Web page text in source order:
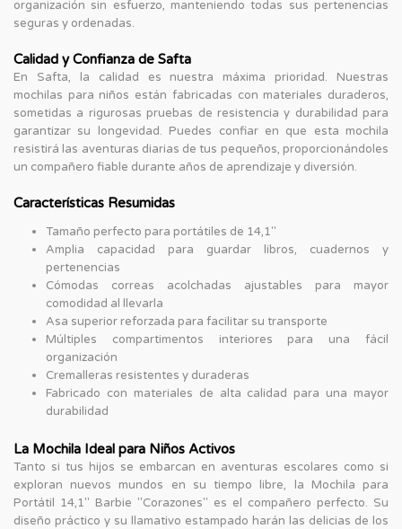
organización sin esfuerzo, manteniendo todas sus pertenencias
seguras y ordenadas.
Calidad y Confianza de Safta
En Safta, la calidad es nuestra máxima prioridad. Nuestras
mochilas para niños están fabricadas con materiales duraderos,
sometidas a rigurosas pruebas de resistencia y durabilidad para
garantizar su longevidad. Puedes confiar en que esta mochila
resistirá las aventuras diarias de tus pequeños, proporcionándoles
un compañero fiable durante años de aprendizaje y diversión.
Características Resumidas
Tamaño perfecto para portátiles de 14,1"
Amplia capacidad para guardar libros, cuadernos y
pertenencias
Cómodas correas acolchadas ajustables para mayor
comodidad al llevarla
Asa superior reforzada para facilitar su transporte
Múltiples compartimentos interiores para una fácil
organización
Cremalleras resistentes y duraderas
Fabricado con materiales de alta calidad para una mayor
durabilidad
La Mochila Ideal para Niños Activos
Tanto si tus hijos se embarcan en aventuras escolares como si
exploran nuevos mundos en su tiempo libre, la Mochila para
Portátil 14,1" Barbie "Corazones" es el compañero perfecto. Su
diseño práctico y su llamativo estampado harán las delicias de los